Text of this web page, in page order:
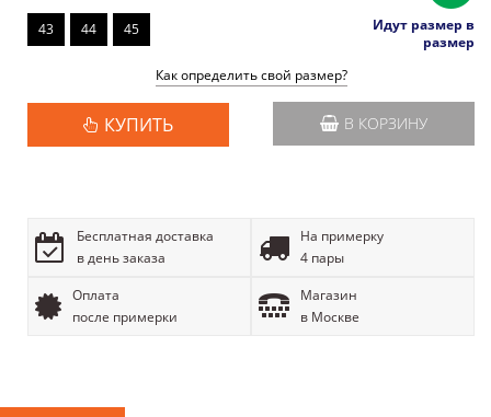
43 44 45
Идут размер в
размер
Как определить свой размер?
КУПИТЬ В КОРЗИНУ
Бесплатная доставка
в день заказа
На примерку
4 пары
Оплата
после примерки
Магазин
в Москве